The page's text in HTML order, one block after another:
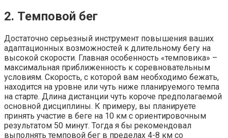
2. Темповой бег
Достаточно серьезный инструмент повышения ваших
адаптационных возможностей к длительному бегу на
высокой скорости. Главная особенность «темповика» –
максимальная приближенность к соревновательным
условиям. Скорость, с которой вам необходимо бежать,
находится на уровне или чуть ниже планируемого темпа
на старте. Длина дистанции чуть короче предполагаемой
основной дисциплины. К примеру, вы планируете
принять участие в беге на 10 км с ориентировочным
результатом 50 минут. Тогда я бы рекомендовал
выполнять темповой бег в пределах 4-8 км со